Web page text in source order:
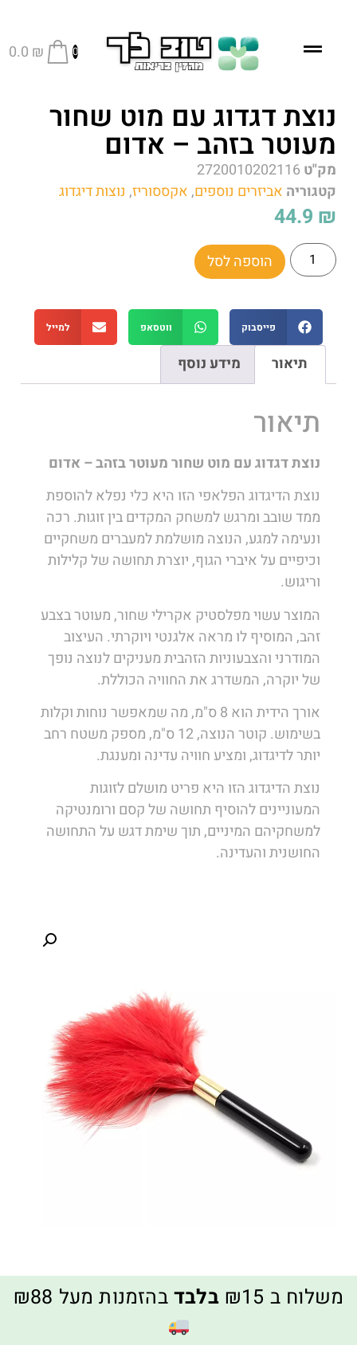
0
0.0 ₪
נוצת דגדוג עם מוט שחור
מעוטר בזהב – אדום
מק"ט 2720010202116
קטגוריה אביזרים נוספים,אקססוריז, נוצות דיגדוג
44.9 ₪
הוספה לסל
פייסבוק ווטסאפ למייל
תיאור מידע נוסף
תיאור
נוצת דגדוג עם מוט שחור מעוטר בזהב – אדום
נוצת הדיגדוג הפלאפי הזו היא כלי נפלא להוספת
ממד שובב ומרגש למשחק המקדים בין זוגות. רכה
ונעימה למגע, הנוצה מושלמת למעברים משחקיים
וכיפיים על איברי הגוף, יוצרת תחושה של קלילות
וריגוש.
המוצר עשוי מפלסטיק אקרילי שחור, מעוטר בצבע
זהב, המוסיף לו מראה אלגנטי ויוקרתי. העיצוב
המודרני והצבעוניות הזהבית מעניקים לנוצה נופך
של יוקרה, המשדרג את החוויה הכוללת.
אורך הידית הוא 8 ס"מ, מה שמאפשר נוחות וקלות
בשימוש. קוטר הנוצה, 12 ס"מ, מספק משטח רחב
יותר לדיגדוג, ומציע חוויה עדינה ומענגת.
נוצת הדיגדוג הזו היא פריט מושלם לזוגות
המעוניינים להוסיף תחושה של קסם ורומנטיקה
למשחקיהם המיניים, תוך שימת דגש על התחושה
החושנית והעדינה.
משלוח ב ₪15 בלבדבהזמנות מעל ₪88